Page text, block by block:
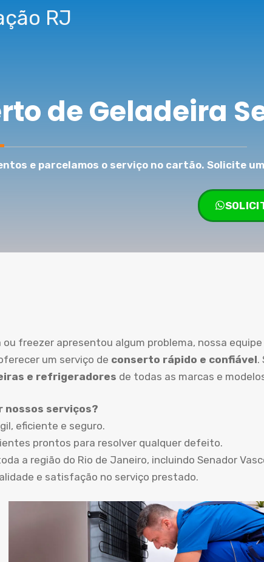
RJ
de Geladeira
e parcelamos o serviço no cartão. Solicite
ou freezer apresentou algum problema, nossa
um serviço de conserto rápido e confiável.
e refrigeradores de todas as marcas e
nossos serviços?
eficiente e seguro.
prontos para resolver qualquer defeito.
a região do Rio de Janeiro, incluindo Senador
e satisfação no serviço prestado.